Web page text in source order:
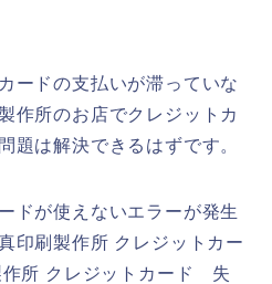
ードの支払いが滞っていな
作所のお店でクレジットカ
題は解決できるはずです。
ドが使えないエラーが発生
印刷製作所 クレジットカー
作所 クレジットカード 失